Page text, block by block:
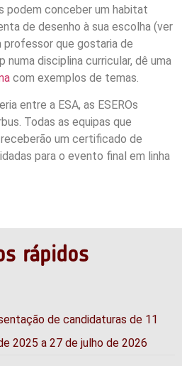
podem conceber um habitat
de desenho à sua escolha (ver
professor que gostaria de
numa disciplina curricular, dê uma
com exemplos de temas.
entre a ESA, as ESEROs
Todas as equipas que
um certificado de
para o evento final em linha
rápidos
de candidaturas de 11
2025 a 27 de julho de 2026